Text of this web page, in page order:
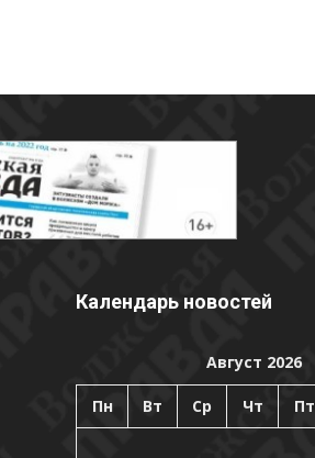
Календарь новостей
Август 2026
Пн Вт Ср Чт Пт